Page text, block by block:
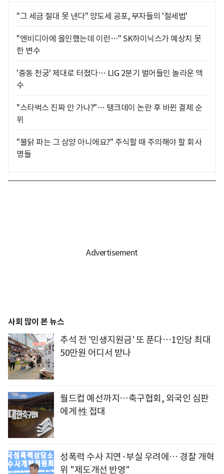
"그 세금 절대 못 낸다" 양도세 공포, 부자들의 '절세법'
"엔비디아에 올인했는데 이런…" SK하이닉스가 예상치 못
한 변수
'중동 천궁' 제대로 터졌다… LIG 2분기 벌어들인 놀라운 액
수
"스타벅스 진짜 안 가나?"… 탱크데이 논란 후 바뀐 결제 순
위
"불닭 파는 그 삼양 아니에요?" 주식할 때 주의해야 할 회사
명들
사회 많이 본 뉴스
추석 전 '민생지원금' 또 푼다…1인당 최대
50만원 어디서 받나
월드컵 예선까지…축구협회, 외국인 심판
에게 性 접대
성폭력 수사 지연·부실 우려에… 경찰 개혁
위 "제도개선 반영"